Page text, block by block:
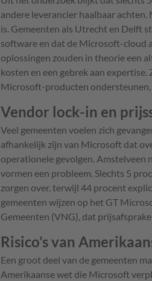
andere leverancier haalbaar
is. Gemeenten als Utrecht en Delft
software en dat de Microsoft-cloud
oplossingen zouden in theorie een
kosten en een gebrek aan
Microsoft-producten
Vendor lock-in en
Veel gemeenten voelen zich
afhankelijk zijn van Microsoft dat
operationele gevolgen. Amstelveen
vormen een probleem. Slechts 5
zorgen over, terwijl 44 procent
gemeenten wijzen op het GT
Gemeenten (VNG), dat
Risico’s van
Een groot deel van de gemeenten
Amerikaanse wet die Microsoft